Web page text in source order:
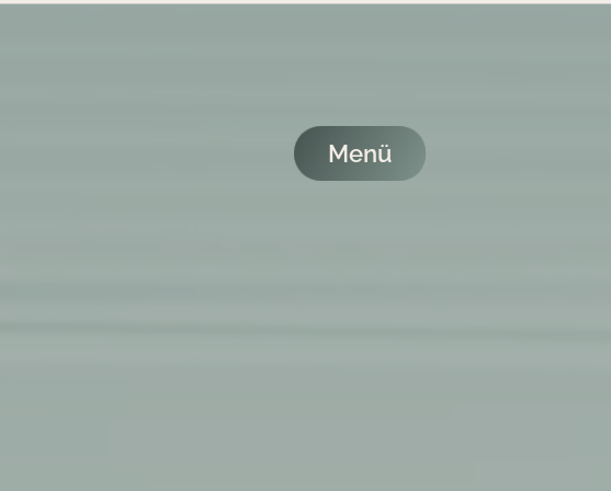
Menü